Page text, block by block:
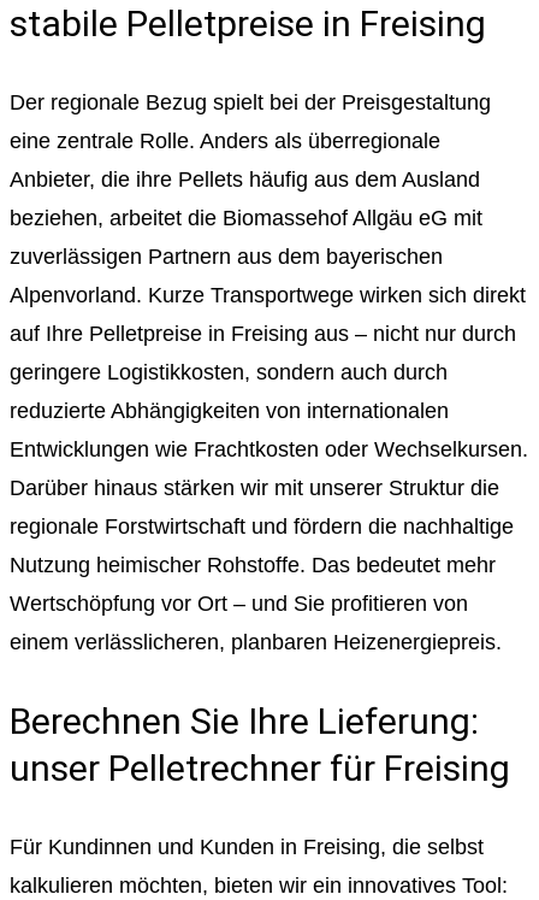
stabile Pelletpreise in Freising
Der regionale Bezug spielt bei der Preisgestaltung
eine zentrale Rolle. Anders als überregionale
Anbieter, die ihre Pellets häufig aus dem Ausland
beziehen, arbeitet die Biomassehof Allgäu eG mit
zuverlässigen Partnern aus dem bayerischen
Alpenvorland. Kurze Transportwege wirken sich direkt
auf Ihre Pelletpreise in Freising aus – nicht nur durch
geringere Logistikkosten, sondern auch durch
reduzierte Abhängigkeiten von internationalen
Entwicklungen wie Frachtkosten oder Wechselkursen.
Darüber hinaus stärken wir mit unserer Struktur die
regionale Forstwirtschaft und fördern die nachhaltige
Nutzung heimischer Rohstoffe. Das bedeutet mehr
Wertschöpfung vor Ort – und Sie profitieren von
einem verlässlicheren, planbaren Heizenergiepreis.
Berechnen Sie Ihre Lieferung:
unser Pelletrechner für Freising
Für Kundinnen und Kunden in Freising, die selbst
kalkulieren möchten, bieten wir ein innovatives Tool: